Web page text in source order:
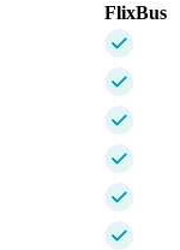
FlixBus